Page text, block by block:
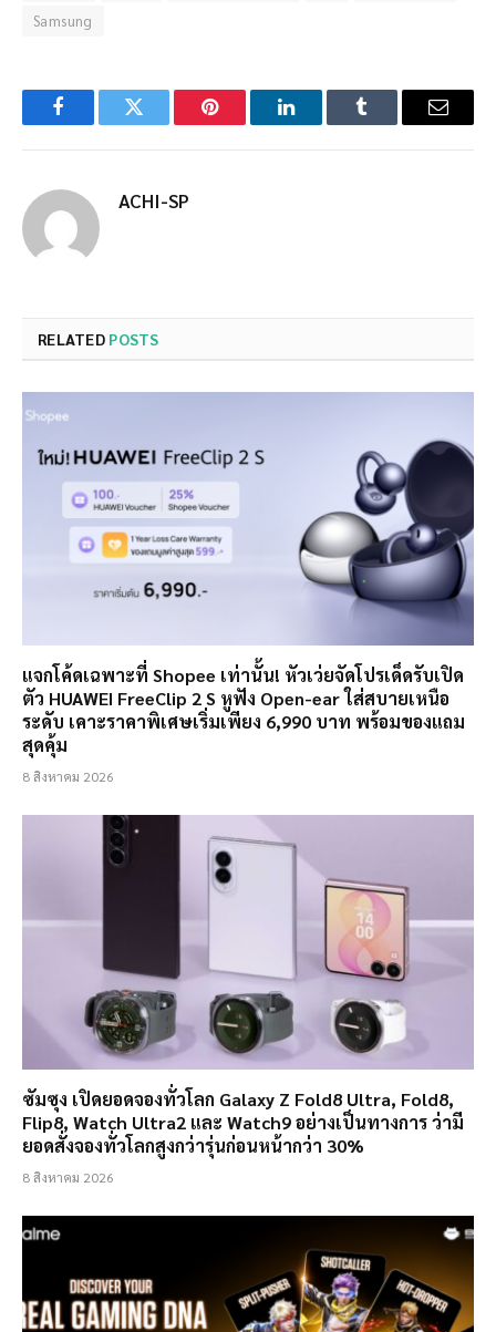
Samsung
FacebookTwitter Pinterest LinkedInTumblr Email
ACHI-SP
RELATED POSTS
แจกโค้ดเฉพาะที่ Shopee เท่านั้น! หัวเว่ยจัดโปรเด็ดรับเปิด
ตัว HUAWEI FreeClip 2 S หูฟัง Open-ear ใส่สบายเหนือ
ระดับ เคาะราคาพิเศษเริ่มเพียง 6,990 บาท พร้อมของแถม
สุดคุ้ม
8 สิงหาคม 2026
ซัมซุง เปิดยอดจองทั่วโลก Galaxy Z Fold8 Ultra, Fold8,
Flip8, Watch Ultra2 และ Watch9 อย่างเป็นทางการ ว่ามี
ยอดสั่งจองทั่วโลกสูงกว่ารุ่นก่อนหน้ากว่า 30%
8 สิงหาคม 2026